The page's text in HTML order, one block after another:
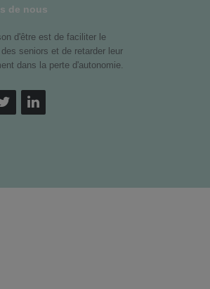
de nous
d'être est de faciliter le
seniors et de retarder leur
dans la perte d'autonomie.